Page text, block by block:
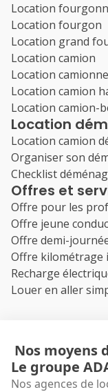
Location
Location fourgon
Location grand
Location camion
Location
Location camion
Location camion-
Location
Location camion
Organiser son
Checklist
Offres et
Offre pour les
Offre jeune
Offre demi-
Offre kilométrage
Recharge
Louer en aller
Nos moyens
Le groupe
Nos agences de